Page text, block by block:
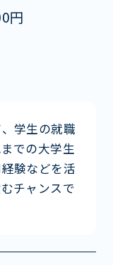
円
学生の就職
での大学生
験などを活
チャンスで